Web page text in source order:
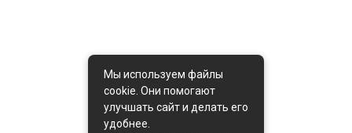
Мы используем файлы
cookie. Они помогают
улучшать сайт и делать его
удобнее.